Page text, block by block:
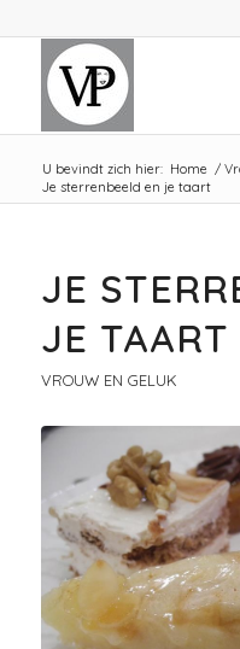
U bevindt zich hier: Home /
Je sterrenbeeld en je taart
JE
JE TAART
VROUW EN GELUK